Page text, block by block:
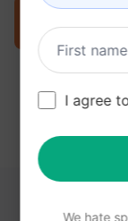
Provate
I agree
We hate